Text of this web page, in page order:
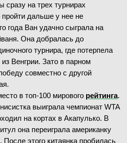
сразу на трех турнирах
дальше у нее не
года Ван удачно сыграла на
Она добралась до
турнира, где потерпела
Венгрии. Зато в парном
совместно с другой
в топ-100 мирового рейтинга.
выиграла чемпионат WTA
на кортах в Акапулько. В
она переиграла американку
этого китаянка пробилась